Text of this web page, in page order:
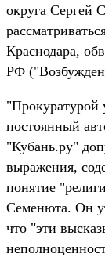
округа Сергей
Краснодара,
РФ
"Прокуратурой
постоянный
"Кубань.ру"
выражения,
понятие
Семенюта. Он
что "эти